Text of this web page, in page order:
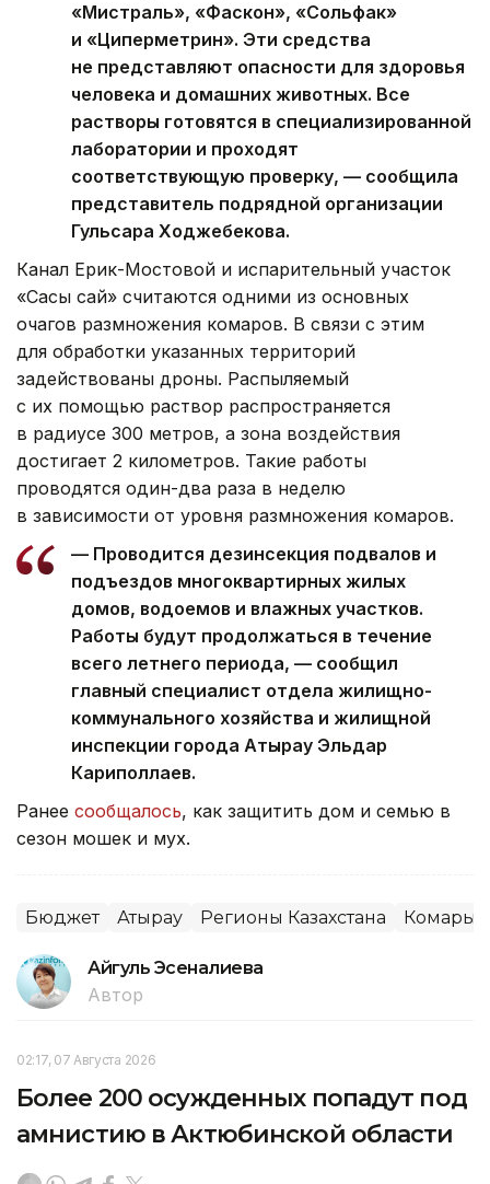
«Мистраль», «Фаскон», «Сольфак»
и «Циперметрин». Эти средства
не представляют опасности для здоровья
человека и домашних животных. Все
растворы готовятся в специализированной
лаборатории и проходят
соответствующую проверку, — сообщила
представитель подрядной организации
Гульсара Ходжебекова.
Канал Ерик-Мостовой и испарительный участок
«Сасық сай» считаются одними из основных
очагов размножения комаров. В связи с этим
для обработки указанных территорий
задействованы дроны. Распыляемый
с их помощью раствор распространяется
в радиусе 300 метров, а зона воздействия
достигает 2 километров. Такие работы
проводятся один-два раза в неделю
в зависимости от уровня размножения комаров.
— Проводится дезинсекция подвалов и
подъездов многоквартирных жилых
домов, водоемов и влажных участков.
Работы будут продолжаться в течение
всего летнего периода, — сообщил
главный специалист отдела жилищно-
коммунального хозяйства и жилищной
инспекции города Атырау Эльдар
Кариполлаев.
Ранее сообщалось, как защитить дом и семью в
сезон мошек и мух.
Бюджет Атырау Регионы Казахстана Комары
Айгуль Эсеналиева
Автор
02:17, 07 Августа 2026
Более 200 осужденных попадут под
амнистию в Актюбинской области